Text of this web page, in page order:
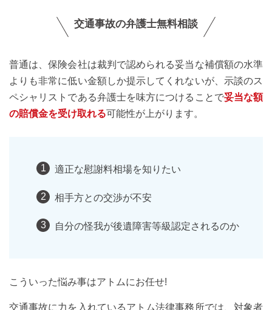
交通事故の弁護士無料相談
普通は、保険会社は裁判で認められる妥当な補償額の水準
よりも非常に低い金額しか提示してくれないが、示談のス
ペシャリストである弁護士を味方につけることで妥当な額
の賠償金を受け取れる可能性が上がります。
適正な慰謝料相場を知りたい
相手方との交渉が不安
自分の怪我が後遺障害等級認定されるのか
こういった悩み事はアトムにお任せ!
交通事故に力を入れているアトム法律事務所では、対象者